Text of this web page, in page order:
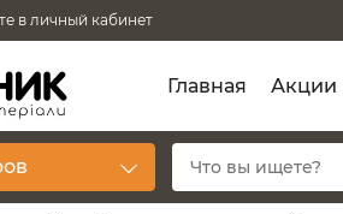
в личный кабинет
Главная Акции